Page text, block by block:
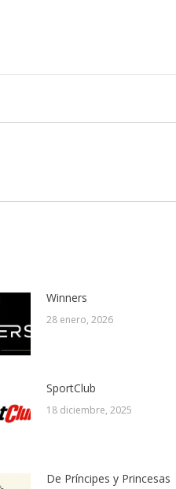
Winners
28 enero, 2026
SportClub
18 diciembre, 2025
De Príncipes y Princesas